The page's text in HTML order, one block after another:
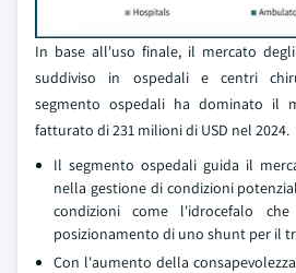
In base all'uso finale, il mercato
suddiviso in ospedali e centri
segmento ospedali ha dominato il
fatturato di 231 milioni di USD nel 2024.
Il segmento ospedali guida il
nella gestione di condizioni
condizioni come l'idrocefalo
posizionamento di uno shunt per il
Con l'aumento della